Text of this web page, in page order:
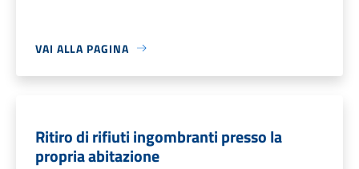
VAI ALLA PAGINA
Ritiro di rifiuti ingombranti presso la
propria abitazione